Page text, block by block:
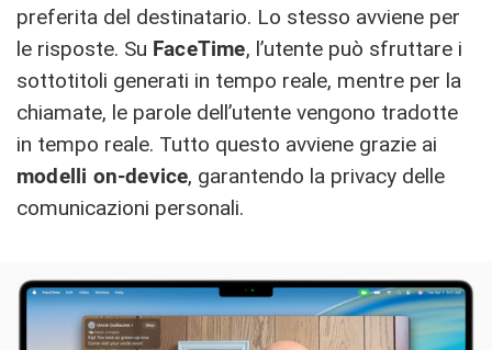
preferita del destinatario. Lo stesso avviene per
le risposte. Su FaceTime, l’utente può sfruttare i
sottotitoli generati in tempo reale, mentre per la
chiamate, le parole dell’utente vengono tradotte
in tempo reale. Tutto questo avviene grazie ai
modelli on-device, garantendo la privacy delle
comunicazioni personali.